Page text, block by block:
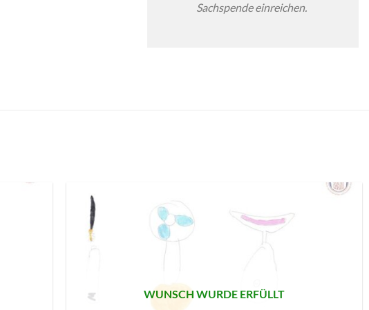
Sachspende einreichen.
WUNSCH WURDE ERFÜLLT